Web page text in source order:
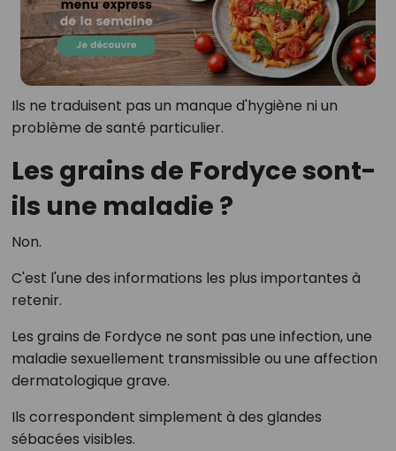
Ils ne traduisent pas un manque d'hygiène ni un
problème de santé particulier.
Les grains de Fordyce sont-
ils une maladie ?
Non.
C'est l'une des informations les plus importantes à
retenir.
Les grains de Fordyce ne sont pas une infection, une
maladie sexuellement transmissible ou une affection
dermatologique grave.
Ils correspondent simplement à des glandes
sébacées visibles.